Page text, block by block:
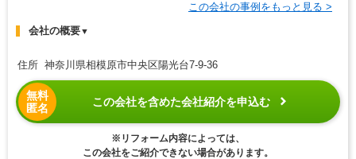
この会社の事例をもっと見る >
会社の概要▼
住所 神奈川県相模原市中央区陽光台7-9-36
無料
匿名
この会社を含めた会社紹介を申込む
※リフォーム内容によっては、
この会社をご紹介できない場合があります。